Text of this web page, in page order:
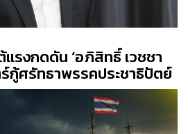
แรงกดดัน ‘อภิสิทธิ์ เวชชา
ร์กู้ศรัทธาพรรคประชาธิปัตย์